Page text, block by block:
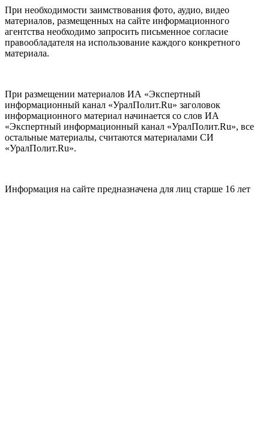
При необходимости заимствования фото, аудио, видео
материалов, размещенных на сайте информационного
агентства необходимо запросить письменное согласие
правообладателя на использование каждого конкретного
материала.
При размещении материалов ИА «Экспертный
информационный канал «УралПолит.Ru» заголовок
информационного материал начинается со слов ИА
«Экспертный информационный канал «УралПолит.Ru», все
остальные материалы, считаются материалами СИ
«УралПолит.Ru».
Информация на сайте предназначена для лиц старше 16 лет